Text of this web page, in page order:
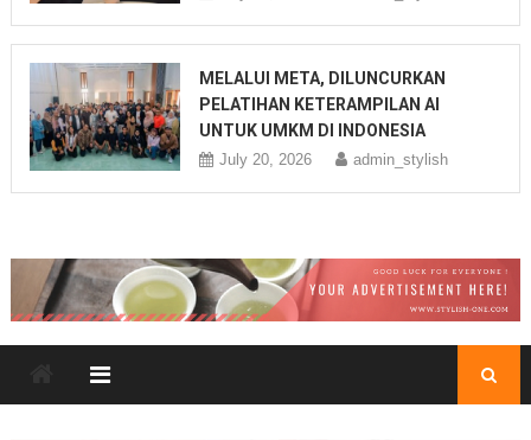
MELALUI META, DILUNCURKAN
PELATIHAN KETERAMPILAN AI
UNTUK UMKM DI INDONESIA
July 20, 2026 admin_stylish